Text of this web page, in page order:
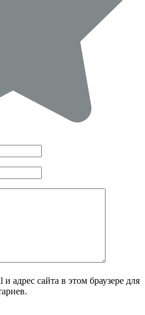
адрес сайта в этом браузере для